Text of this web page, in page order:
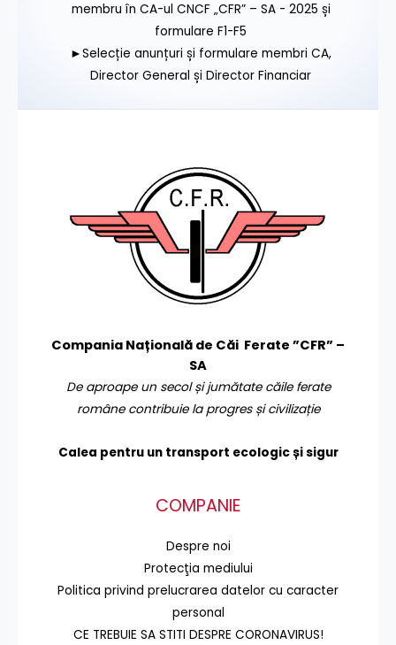
membru în CA-ul CNCF „CFR” – SA - 2025 și
formulare F1-F5
►Selecție anunțuri și formulare membri CA,
Director General și Director Financiar
Compania Națională de Căi Ferate ”CFR” –
SA
De aproape un secol și jumătate căile ferate
române contribuie la progres și civilizație
Calea pentru un transport ecologic și sigur
COMPANIE
Despre noi
Protecţia mediului
Politica privind prelucrarea datelor cu caracter
personal
CE TREBUIE SA STITI DESPRE CORONAVIRUS!